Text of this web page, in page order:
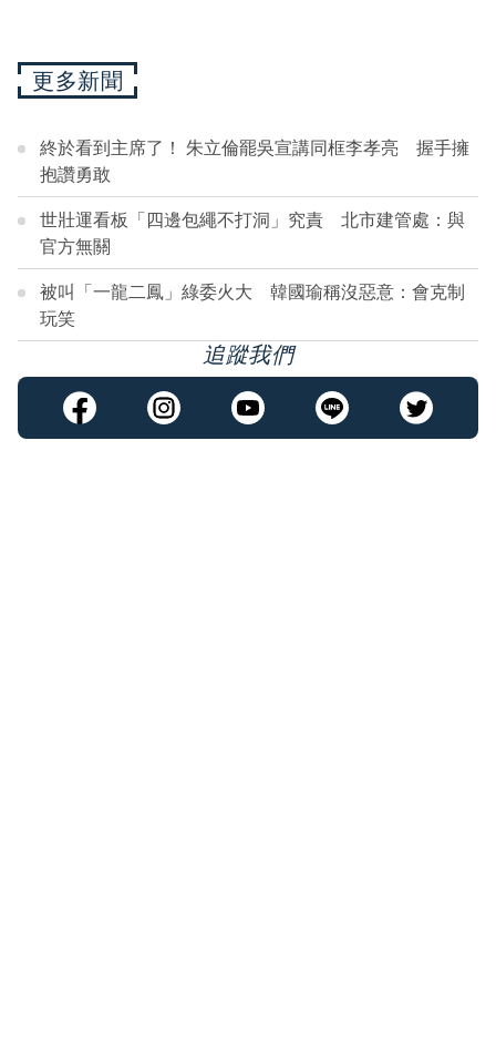
更多新聞
終於看到主席了！ 朱立倫罷吳宣講同框李孝亮 握手擁
抱讚勇敢
世壯運看板「四邊包繩不打洞」究責 北市建管處：與
官方無關
被叫「一龍二鳳」綠委火大 韓國瑜稱沒惡意：會克制
玩笑
追蹤我們